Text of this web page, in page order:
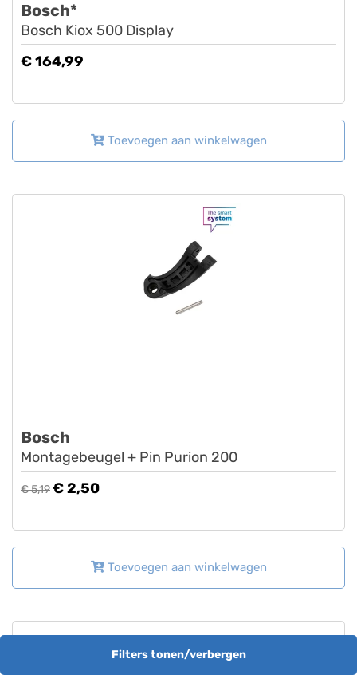
Filters tonen/verbergen
Bosch*
Bosch Kiox 500 Display
€ 164,99
Toevoegen aan winkelwagen
Bosch
Montagebeugel + Pin Purion 200
€ 5,19€ 2,50
Toevoegen aan winkelwagen